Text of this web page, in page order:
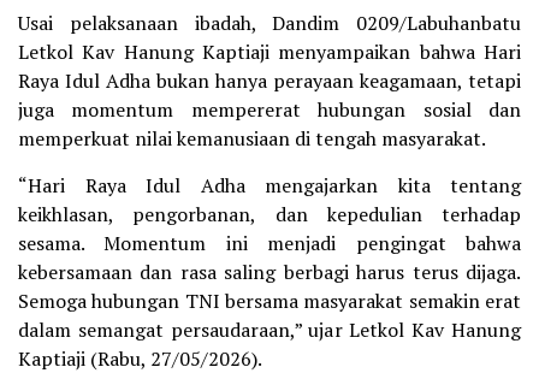
Usai pelaksanaan ibadah, Dandim 0209/Labuhanbatu
Letkol Kav Hanung Kaptiaji menyampaikan bahwa Hari
Raya Idul Adha bukan hanya perayaan keagamaan, tetapi
juga momentum mempererat hubungan sosial dan
memperkuat nilai kemanusiaan di tengah masyarakat.
“Hari Raya Idul Adha mengajarkan kita tentang
keikhlasan, pengorbanan, dan kepedulian terhadap
sesama. Momentum ini menjadi pengingat bahwa
kebersamaan dan rasa saling berbagi harus terus dijaga.
Semoga hubungan TNI bersama masyarakat semakin erat
dalam semangat persaudaraan,” ujar Letkol Kav Hanung
Kaptiaji (Rabu, 27/05/2026).